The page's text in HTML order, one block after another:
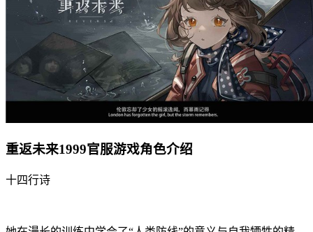
重返未来1999官服游戏角色介绍
十四行诗